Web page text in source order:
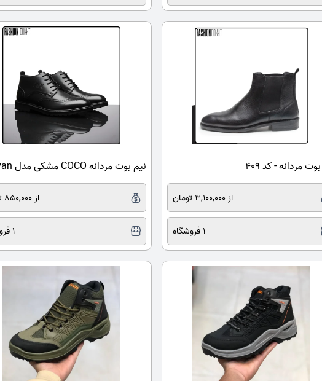
مردانه - کد 409
از 3,100,000 تومان
1 فروشگاه
نیم بوت مردانه COCO مشکی مدل Salivan
از 850,000 تومان
1 فروشگاه